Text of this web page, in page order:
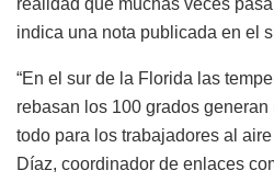
realidad que muchas veces
indica una nota publicada en el
“En el sur de la Florida las
rebasan los 100 grados
todo para los trabajadores al
Díaz, coordinador de enlaces